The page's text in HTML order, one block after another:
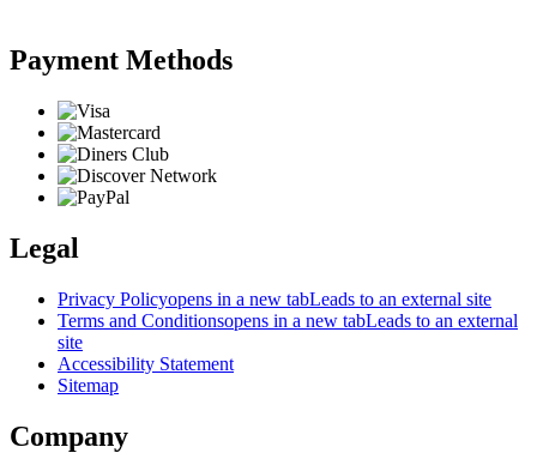
Payment Methods
Legal
Privacy Policyopens in a new tabLeads to an external site
Terms and Conditionsopens in a new tabLeads to an external
site
Accessibility Statement
Sitemap
Company